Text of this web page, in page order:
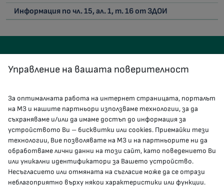
Информация по чл. 15, ал. 1, т. 16 от ЗДОИ
КОНТАКТИ
гр.София, 1000, пл. „Света Неделя“ №5
delovodstvo@mh.government.bg
presscenter@mh.government.bg
Управление на вашата поверителност
За оптималната работа на интернет страницата, порталът
на МЗ и нашите партньори използваме технологии, за да
съхраняваме и/или да имаме достъп до информация за
устройството Ви – бисквитки или cookies. Приемайки тези
технологии, Вие позволявате на МЗ и на партньорите ни да
обработваме лични данни на този сайт, като поведението Ви
или уникални идентификатори за Вашето устройство.
Несъгласието или отмяната на съгласие може да се отрази
неблагоприятно върху някои характеристики или функции.